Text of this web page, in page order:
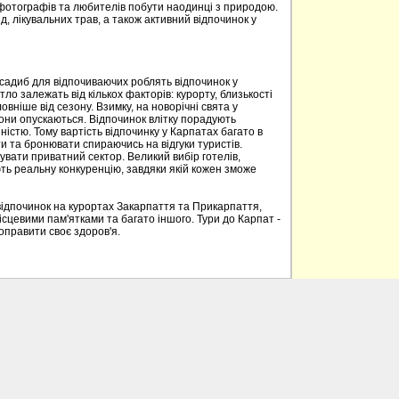
та любителів побути наодинці з природою.
лікувальних трав, а також активний відпочинок у
для відпочиваючих роблять відпочинок у
від кількох факторів: курорту, близькості
від сезону. Взимку, на новорічні свята у
опускаються. Відпочинок влітку порадують
Тому вартість відпочинку у Карпатах багато в
бронювати спираючись на відгуки туристів.
приватний сектор. Великий вибір готелів,
реальну конкуренцію, завдяки якій кожен зможе
на курортах Закарпаття та Прикарпаття,
пам'ятками та багато іншого. Тури до Карпат -
своє здоров'я.